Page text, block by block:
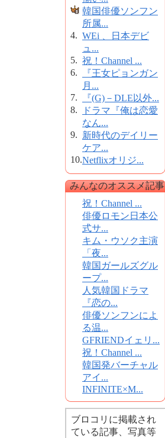
韓国俳優ソンフン
所属...
4. WEi 、日本デビ
ュ...
5. 祝！Channel ...
6.
『王女ピョンガン
月...
7.
『(G)－DLE以外...
8.
ドラマ『俺は恋愛
なん...
9. 新時代のデイリー
ケア...
10.Netflixオリジ...
みんなのオススメ記事
祝！Channel ...
俳優ロモン日本公
式サ...
キム・ウソク主演
「夜...
韓国ガールズグル
ープ...
人気韓国ドラマ
『恋の...
俳優ソンフンによ
る温...
GFRIENDイェリ...
祝！Channel ...
韓国発バーチャル
アイ...
INFINITE×M...
ブロコリに掲載され
ている記事、写真等